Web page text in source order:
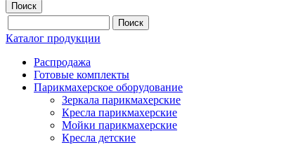
Поиск
Каталог продукции
Распродажа
Готовые комплекты
Парикмахерское оборудование
Зеркала парикмахерские
Кресла парикмахерские
Мойки парикмахерские
Кресла детские